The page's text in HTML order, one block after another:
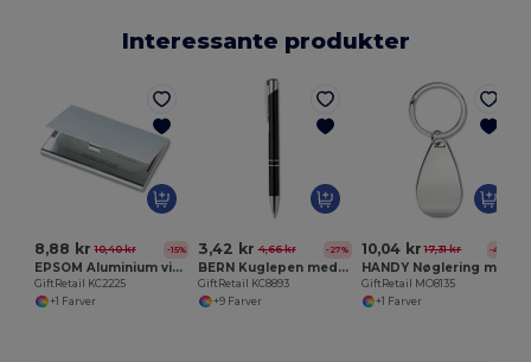
Interessante produkter
8,88 kr 10,40 kr -15%
EPSOM Aluminium visitkort holder
GiftRetail KC2225
+1 Farver
3,42 kr 4,66 kr -27%
BERN Kuglepen med sort blæk
GiftRetail KC8893
+9 Farver
10,04 kr 17,31 kr -42%
HANDY Nøglering med flaskeåbner
GiftRetail MO8135
+1 Farver